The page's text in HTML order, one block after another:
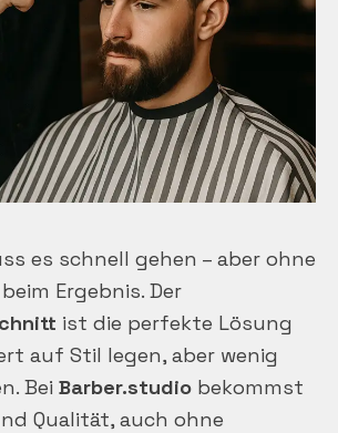
es schnell gehen – aber ohne
Ergebnis. Der
ist die perfekte Lösung
auf Stil legen, aber wenig
Bei Barber.studio bekommst
Qualität, auch ohne